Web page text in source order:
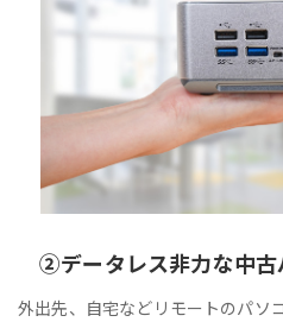
②データレス非力な中
外出先、自宅などリモートのパソ